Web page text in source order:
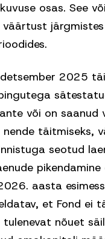
osas. See
järgmistes
2025
või on saanud
nende täitmiseks,
seotud
pikendamine
aasta
et Fond ei
nõuet